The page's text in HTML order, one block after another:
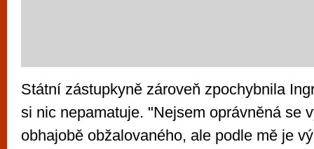
Státní zástupkyně zároveň zpochybnila
si nic nepamatuje. "Nejsem oprávněná se
obhajobě obžalovaného, ale podle mě je